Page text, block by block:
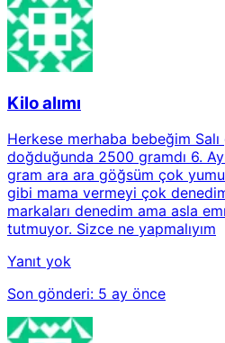
Kilo alımı
Herkese merhaba bebeğim
doğduğunda 2500 gramdı 6.
gram ara ara göğsüm çok
gibi mama vermeyi çok
markaları denedim ama asla
tutmuyor. Sizce ne yapmalıyım
Yanıt yok
Son gönderi: 5 ay önce